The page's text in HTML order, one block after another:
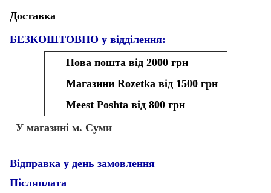
Доставка
БЕЗКОШТОВНО у відділення:
Нова пошта від 2000 грн
Магазини Rozetka від 1500 грн
Meest Poshta від 800 грн
У магазині м. Суми
Відправка у день замовлення
Післяплата